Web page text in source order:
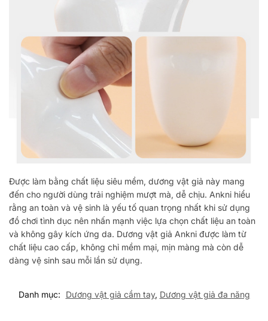
Được làm bằng chất liệu siêu mềm, dương vật giả này mang
đến cho người dùng trải nghiệm mượt mà, dễ chịu. Ankni hiểu
rằng an toàn và vệ sinh là yếu tố quan trọng nhất khi sử dụng
đồ chơi tình dục nên nhấn mạnh việc lựa chọn chất liệu an toàn
và không gây kích ứng da. Dương vật giả Ankni được làm từ
chất liệu cao cấp, không chỉ mềm mại, mịn màng mà còn dễ
dàng vệ sinh sau mỗi lần sử dụng.
Danh mục: Dương vật giả cầm tay, Dương vật giả đa năng